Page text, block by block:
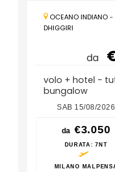
OCEANO INDIANO-
DHIGGIRI
da
volo + hotel -
bungalow
SAB 15/08/2026
da €3.050
DURATA: 7NT
MILANO